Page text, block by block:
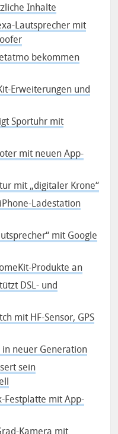
Inhalte
Lautsprecher mit
bekommen
Erweiterungen und
Sportuhr mit
mit neuen App-
mit „digitaler Krone“
Ladestation
mit Google
Produkte an
DSL- und
mit HF-Sensor, GPS
in neuer Generation
sein
Festplatte mit App-
Kamera mit